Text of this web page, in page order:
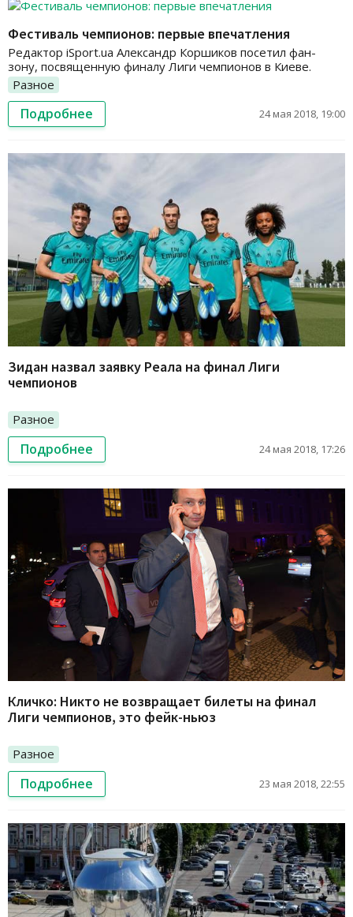
Фестиваль чемпионов: первые впечатления
Редактор iSport.ua Александр Коршиков посетил фан-
зону, посвященную финалу Лиги чемпионов в Киеве.
Разное
Подробнее 24 мая 2018, 19:00
Зидан назвал заявку Реала на финал Лиги
чемпионов
Разное
Подробнее 24 мая 2018, 17:26
Кличко: Никто не возвращает билеты на финал
Лиги чемпионов, это фейк-ньюз
Разное
Подробнее 23 мая 2018, 22:55